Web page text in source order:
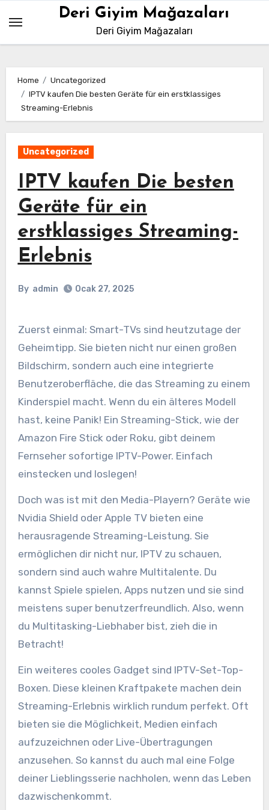
content
Deri Giyim Mağazaları
Deri Giyim Mağazaları
Home
Uncategorized
IPTV kaufen Die besten Geräte für ein erstklassiges
Streaming-Erlebnis
Uncategorized
IPTV kaufen Die besten
Geräte für ein
erstklassiges Streaming-
Erlebnis
By admin Ocak 27, 2025
Zuerst einmal: Smart-TVs sind heutzutage der
Geheimtipp. Sie bieten nicht nur einen großen
Bildschirm, sondern auch eine integrierte
Benutzeroberfläche, die das Streaming zu einem
Kinderspiel macht. Wenn du ein älteres Modell
hast, keine Panik! Ein Streaming-Stick, wie der
Amazon Fire Stick oder Roku, gibt deinem
Fernseher sofortige IPTV-Power. Einfach
einstecken und loslegen!
Doch was ist mit den Media-Playern? Geräte wie
Nvidia Shield oder Apple TV bieten eine
herausragende Streaming-Leistung. Sie
ermöglichen dir nicht nur, IPTV zu schauen,
sondern sind auch wahre Multitalente. Du
kannst Spiele spielen, Apps nutzen und sie sind
meistens super benutzerfreundlich. Also, wenn
du Multitasking-Liebhaber bist, zieh die in
Betracht!
Ein weiteres cooles Gadget sind IPTV-Set-Top-
Boxen. Diese kleinen Kraftpakete machen dein
Streaming-Erlebnis wirklich rundum perfekt. Oft
bieten sie die Möglichkeit, Medien einfach
aufzuzeichnen oder Live-Übertragungen
anzusehen. So kannst du auch mal eine Folge
deiner Lieblingsserie nachholen, wenn das Leben
dazwischenkommt.